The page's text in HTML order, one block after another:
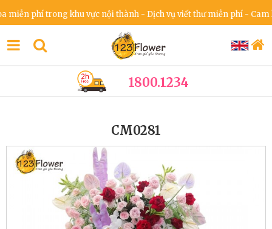
phí trong khu vực nội thành - Dịch vụ viết thư miễn phí - Cam kết
1800.1234
CM0281